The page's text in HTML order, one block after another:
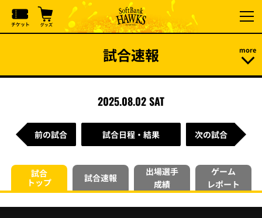
試合速報
2025.08.02 SAT
前の試合 試合日程・結果 次の試合
試合
トップ
試合速報
出場選手
成績
ゲーム
レポート